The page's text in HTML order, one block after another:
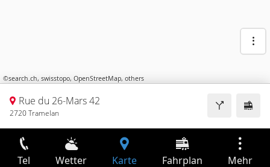
©search.ch, swisstopo, OpenStreetMap, others
Rue du 26-Mars 42
2720 Tramelan
Tel Wetter Karte Fahrplan Mehr